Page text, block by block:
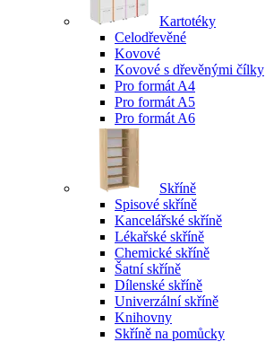
Kartotéky
Celodřevěné
Kovové
Kovové s dřevěnými čílky
Pro formát A4
Pro formát A5
Pro formát A6
Skříně
Spisové skříně
Kancelářské skříně
Lékařské skříně
Chemické skříně
Šatní skříně
Dílenské skříně
Univerzální skříně
Knihovny
Skříně na pomůcky